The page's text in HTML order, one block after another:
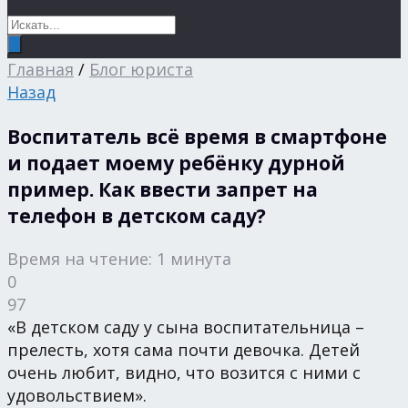
Главная / Блог юриста
Назад
Воспитатель всё время в смартфоне
и подает моему ребёнку дурной
пример. Как ввести запрет на
телефон в детском саду?
Время на чтение: 1 минута
0
97
«В детском саду у сына воспитательница –
прелесть, хотя сама почти девочка. Детей
очень любит, видно, что возится с ними с
удовольствием».